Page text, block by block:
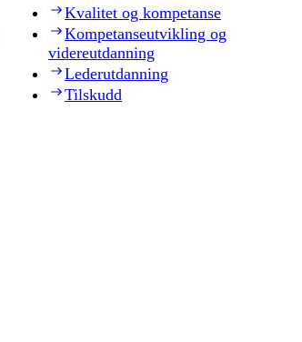
Kvalitet og kompetanse
Kompetanseutvikling og
videreutdanning
Lederutdanning
Tilskudd